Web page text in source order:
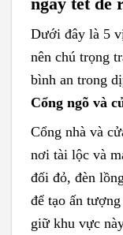
Dưới đây là 5
nên chú trọng
bình an trong
Cổng ngõ và
Cổng nhà và
nơi tài lộc và
đối đỏ, đèn
để tạo ấn
giữ khu vực